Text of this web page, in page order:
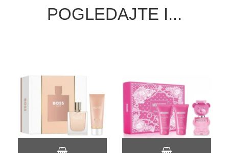
POGLEDAJTE I...